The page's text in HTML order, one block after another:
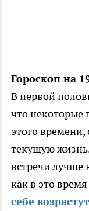
Гороскоп на
В первой
что некоторые
этого
текущую
встречи лучше
как в это
себе возрастут